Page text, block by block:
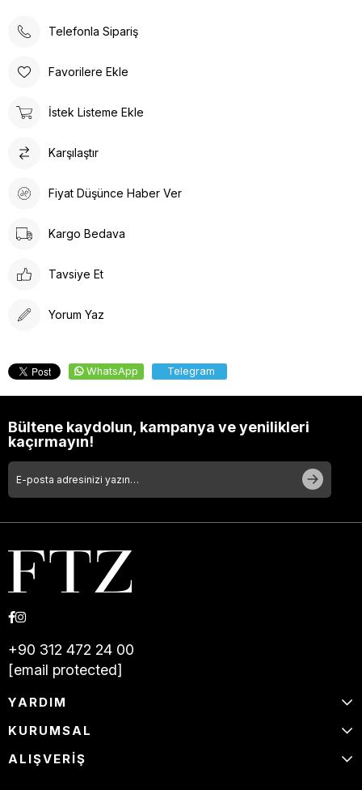
Telefonla Sipariş
Favorilere Ekle
İstek Listeme Ekle
Karşılaştır
Fiyat Düşünce Haber Ver
Kargo Bedava
Tavsiye Et
Yorum Yaz
WhatsApp Telegram
Bültene kaydolun, kampanya ve yenilikleri
kaçırmayın!
+90 312 472 24 00
[email protected]
YARDIM
KURUMSAL
ALIŞVERİŞ